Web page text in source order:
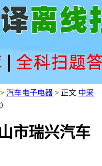
> 汽车电子电器 > 正文 中采
)
市瑞兴汽车